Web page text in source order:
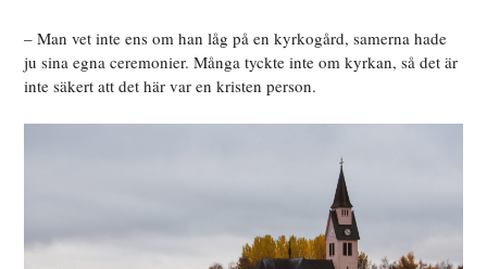
– Man vet inte ens om han låg på en kyrkogård, samerna hade
ju sina egna ceremonier. Många tyckte inte om kyrkan, så det är
inte säkert att det här var en kristen person.